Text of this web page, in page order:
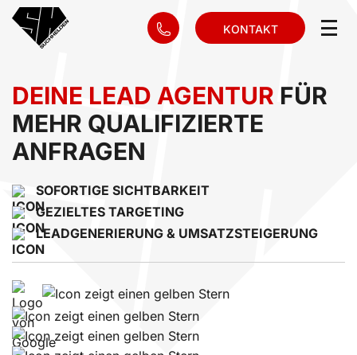
KONTAKT
DEINE LEAD AGENTUR FÜR
MEHR QUALIFIZIERTE
ANFRAGEN
SOFORTIGE SICHTBARKEIT
GEZIELTES TARGETING
LEADGENERIERUNG & UMSATZSTEIGERUNG